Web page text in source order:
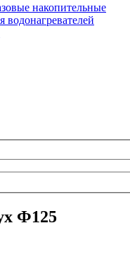
накопительные
Ф125